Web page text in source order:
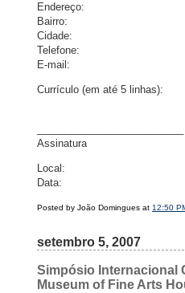
Endereço:
Bairro:
Cidade:
Telefone:
E-mail:
Currículo (em até 5 linhas):
Assinatura
Local:
Data:
Posted by João Domingues at 12:50
setembro 5, 2007
Simpósio Internacional
Museum of Fine Arts